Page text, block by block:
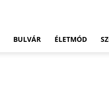
BULVÁR ÉLETMÓD